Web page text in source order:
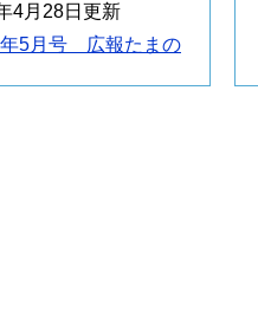
4月28日更新
5月号 広報たまの